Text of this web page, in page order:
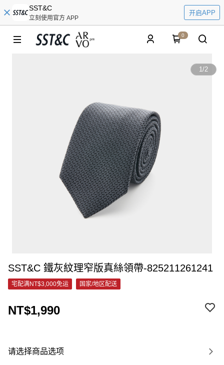
SST&C
立刻使用官方 APP
开启APP
0
1/2
SST&C 鐵灰紋理窄版真絲領帶-825211261241
宅配满NT$3,000免运 国家/地区配送
NT$1,990
请选择商品选项